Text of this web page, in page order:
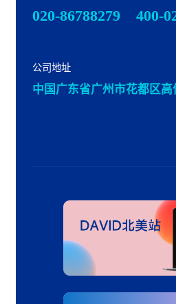
020-86788279 400-
公司地址
中国广东省广州市花都区高